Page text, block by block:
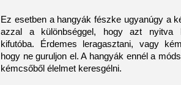
Ez esetben a hangyák fészke ugyanúgy a
azzal a különbséggel, hogy azt nyitva
kifutóba. Érdemes leragasztani, vagy
hogy ne guruljon el. A hangyák ennél a
kémcsőből élelmet keresgélni.